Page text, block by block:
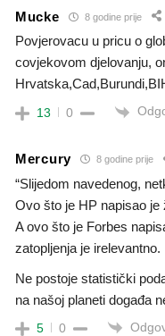
Mucke 8 godine prije
Povjerovacu u pricu o
covjekovom djelovanju,
13 0
Mercury 8 godine prije
“Slijedom navedenog,
Ovo što je HP napisao
A ovo što je Forbes
zatopljenja je irelevantno.
Ne postoje statistički
na našoj planeti događa
5 0